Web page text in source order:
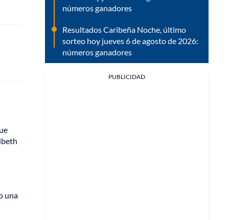
una
números ganadores
Resultados Caribeña Noche, último
sorteo hoy jueves 6 de agosto de 2026:
números ganadores
PUBLICIDAD